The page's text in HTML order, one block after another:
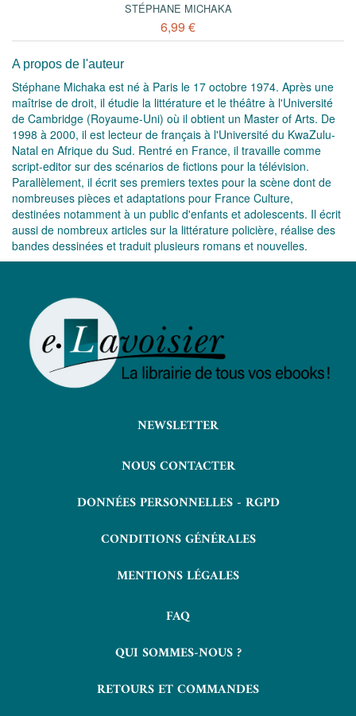
STÉPHANE MICHAKA
6,99 €
A propos de l'auteur
Stéphane Michaka est né à Paris le 17 octobre 1974. Après une
maîtrise de droit, il étudie la littérature et le théâtre à l'Université
de Cambridge (Royaume-Uni) où il obtient un Master of Arts. De
1998 à 2000, il est lecteur de français à l'Université du KwaZulu-
Natal en Afrique du Sud. Rentré en France, il travaille comme
script-editor sur des scénarios de fictions pour la télévision.
Parallèlement, il écrit ses premiers textes pour la scène dont de
nombreuses pièces et adaptations pour France Culture,
destinées notamment à un public d'enfants et adolescents. Il écrit
aussi de nombreux articles sur la littérature policière, réalise des
bandes dessinées et traduit plusieurs romans et nouvelles.
NEWSLETTER
NOUS CONTACTER
DONNÉES PERSONNELLES - RGPD
CONDITIONS GÉNÉRALES
MENTIONS LÉGALES
FAQ
QUI SOMMES-NOUS ?
RETOURS ET COMMANDES